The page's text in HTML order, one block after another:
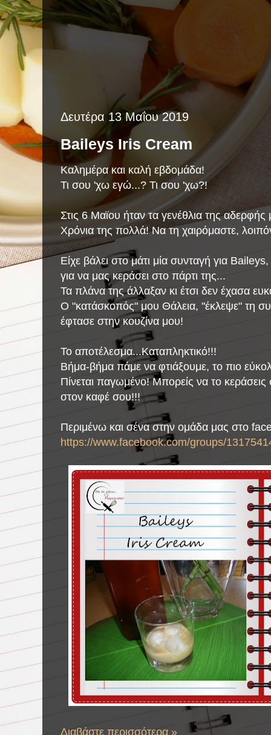
Δευτέρα 13 Μαΐου 2019
Baileys Iris Cream
Καλημέρα και καλή εβδομάδα!
Τι σου 'χω εγώ...? Τι σου 'χω?!
Στις 6 Μαϊου ήταν τα γενέθλια της
Χρόνια της πολλά! Να τη χαιρόμαστε,
Είχε βάλει στο μάτι μία συνταγή για
για να μας κεράσει στο πάρτι της...
Τα πλάνα της άλλαξαν κι έτσι δεν έχασα
Ο "κατάσκοπός" μου Θάλεια, "έκλεψε" τη
έφτασε στην κουζίνα μου!
Το αποτέλεσμα...Καταπληκτικό!!!
Βήμα-βήμα πάμε να φτιάξουμε, το πιο
Πίνεται παγωμένο! Μπορείς να το
στον καφέ σου!!!
Περιμένω και σένα στην ομάδα μας στο
https://www.facebook.com/groups/
Διαβάστε περισσότερα »